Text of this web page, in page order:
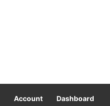
Account Dashboard